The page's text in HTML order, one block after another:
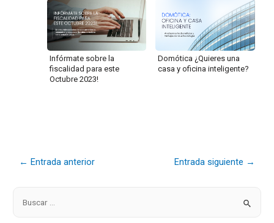
Infórmate sobre la
fiscalidad para este
Octubre 2023!
Domótica ¿Quieres una
casa y oficina inteligente?
← Entrada anterior Entrada siguiente →